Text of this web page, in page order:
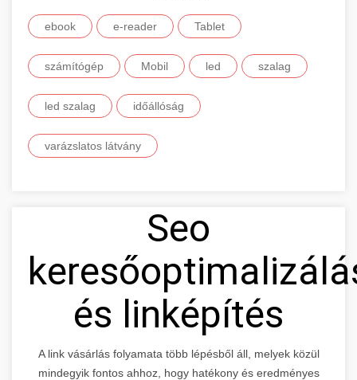
ebook e-reader Tablet
számítógép Mobil led szalag
led szalag időállóság
varázslatos látvány
Seo
és linképítés
A link vásárlás folyamata több lépésből áll, melyek közül
mindegyik fontos ahhoz, hogy hatékony és eredményes